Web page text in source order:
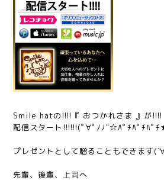
Smile hatの!!!!『 おつかれさま 』が!!!!
配信スタート!!!!!!(ﾟ∀ﾟﾉﾉ"☆ﾊﾟﾁﾊﾟﾁﾊﾟ
プレゼントとして贈ることもできます
先輩、後輩、上司へ